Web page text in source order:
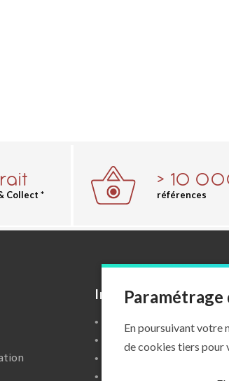
Collect *
> 10
références
Informations
Paramétrage
En poursuivant votre
de cookies tiers pour